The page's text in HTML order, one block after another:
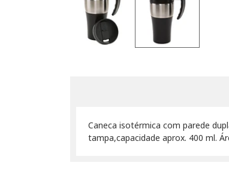
Caneca isotérmica com parede
tampa,capacidade aprox. 400 ml.